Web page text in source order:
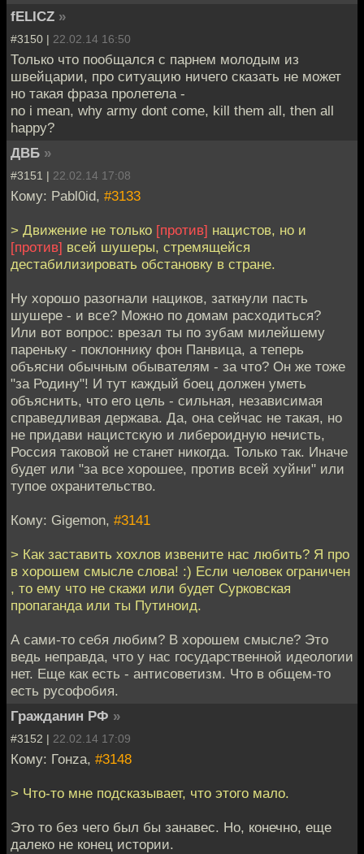
fELICZ »
#3150 | 22.02.14 16:50
Только что пообщался с парнем молодым из
швейцарии, про ситуацию ничего сказать не может
но такая фраза пролетела -
no i mean, why army dont come, kill them all, then all
happy?
ДВБ »
#3151 | 22.02.14 17:08
Кому: Pabl0id, #3133
> Движение не только [против] нацистов, но и
[против] всей шушеры, стремящейся
дестабилизировать обстановку в стране.
Ну хорошо разогнали нациков, заткнули пасть
шушере - и все? Можно по домам расходиться?
Или вот вопрос: врезал ты по зубам милейшему
пареньку - поклоннику фон Панвица, а теперь
объясни обычным обывателям - за что? Он же тоже
"за Родину"! И тут каждый боец должен уметь
объяснить, что его цель - сильная, независимая
справедливая держава. Да, она сейчас не такая, но
не придави нацистскую и либероидную нечисть,
Россия таковой не станет никогда. Только так. Иначе
будет или "за все хорошее, против всей хуйни" или
тупое охранительство.
Кому: Gigemon, #3141
> Как заставить хохлов извените нас любить? Я про
в хорошем смысле слова! :) Если человек ограничен
, то ему что не скажи или будет Сурковская
пропаганда или ты Путиноид.
А сами-то себя любим? В хорошем смысле? Это
ведь неправда, что у нас государственной идеологии
нет. Еще как есть - антисоветизм. Что в общем-то
есть русофобия.
Гражданин РФ »
#3152 | 22.02.14 17:09
Кому: Гонzа, #3148
> Что-то мне подсказывает, что этого мало.
Это то без чего был бы занавес. Но, конечно, еще
далеко не конец истории.